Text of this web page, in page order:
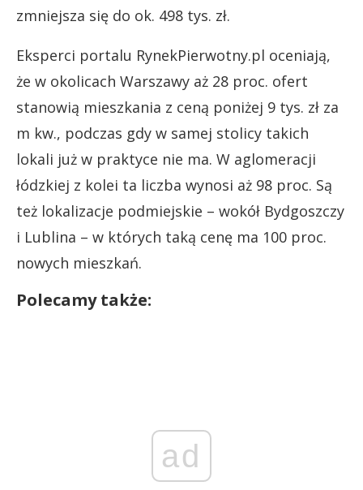
zmniejsza się do ok. 498 tys. zł.
Eksperci portalu RynekPierwotny.pl oceniają,
że w okolicach Warszawy aż 28 proc. ofert
stanowią mieszkania z ceną poniżej 9 tys. zł za
m kw., podczas gdy w samej stolicy takich
lokali już w praktyce nie ma. W aglomeracji
łódzkiej z kolei ta liczba wynosi aż 98 proc. Są
też lokalizacje podmiejskie – wokół Bydgoszczy
i Lublina – w których taką cenę ma 100 proc.
nowych mieszkań.
Polecamy także:
ad